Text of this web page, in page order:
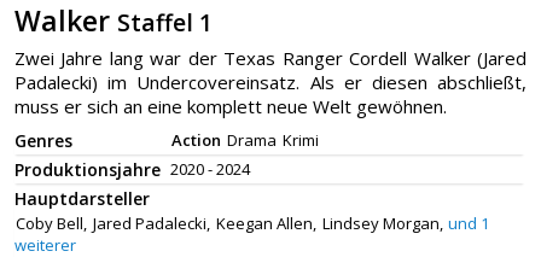
Walker Staffel 1
Zwei Jahre lang war der Texas Ranger Cordell Walker (Jared
Padalecki) im Undercovereinsatz. Als er diesen abschließt,
muss er sich an eine komplett neue Welt gewöhnen.
Genres Action Drama Krimi
Produktionsjahre 2020 - 2024
Hauptdarsteller
Coby Bell, Jared Padalecki, Keegan Allen, Lindsey Morgan, und 1
weiterer